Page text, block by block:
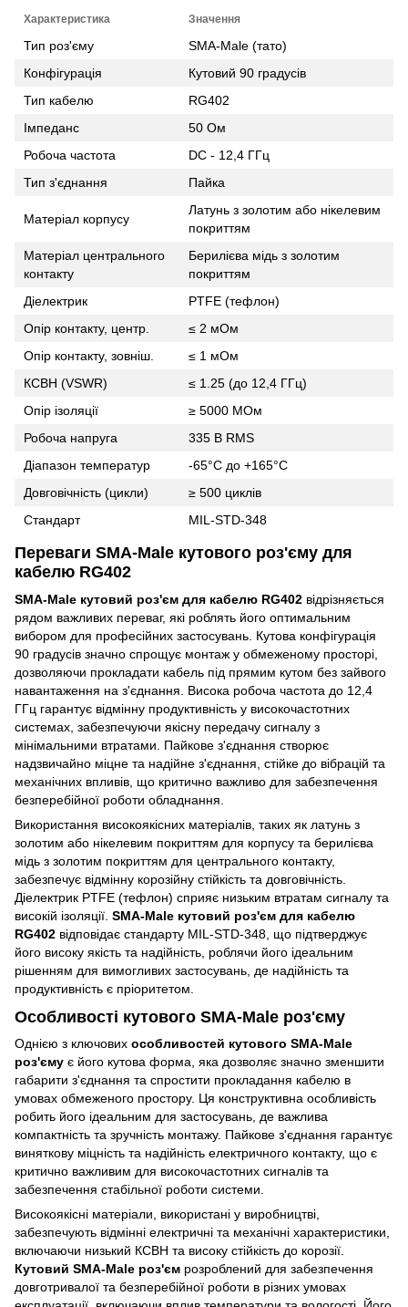
Характеристика Значення
Тип роз'єму
SMA-Male (тато)
Конфігурація
Кутовий 90 градусів
Тип кабелю
RG402
Імпеданс
50 Ом
Робоча частота
DC - 12,4 ГГц
Тип з'єднання
Пайка
Матеріал корпусу
Латунь з золотим або нікелевим
покриттям
Матеріал центрального
контакту
Берилієва мідь з золотим
покриттям
Діелектрик
PTFE (тефлон)
Опір контакту, центр.
≤ 2 мОм
Опір контакту, зовніш.
≤ 1 мОм
КСВН (VSWR)
≤ 1.25 (до 12,4 ГГц)
Опір ізоляції
≥ 5000 MОм
Робоча напруга
335 В RMS
Діапазон температур
-65°C до +165°C
Довговічність (цикли)
≥ 500 циклів
Стандарт
MIL-STD-348
Переваги SMA-Male кутового роз'єму для
кабелю RG402
SMA-Male кутовий роз'єм для кабелю RG402 відрізняється
рядом важливих переваг, які роблять його оптимальним
вибором для професійних застосувань. Кутова конфігурація
90 градусів значно спрощує монтаж у обмеженому просторі,
дозволяючи прокладати кабель під прямим кутом без зайвого
навантаження на з'єднання. Висока робоча частота до 12,4
ГГц гарантує відмінну продуктивність у високочастотних
системах, забезпечуючи якісну передачу сигналу з
мінімальними втратами. Пайкове з'єднання створює
надзвичайно міцне та надійне з'єднання, стійке до вібрацій та
механічних впливів, що критично важливо для забезпечення
безперебійної роботи обладнання.
Використання високоякісних матеріалів, таких як латунь з
золотим або нікелевим покриттям для корпусу та берилієва
мідь з золотим покриттям для центрального контакту,
забезпечує відмінну корозійну стійкість та довговічність.
Діелектрик PTFE (тефлон) сприяє низьким втратам сигналу та
високій ізоляції. SMA-Male кутовий роз'єм для кабелю
RG402 відповідає стандарту MIL-STD-348, що підтверджує
його високу якість та надійність, роблячи його ідеальним
рішенням для вимогливих застосувань, де надійність та
продуктивність є пріоритетом.
Особливості кутового SMA-Male роз'єму
Однією з ключових особливостей кутового SMA-Male
роз'єму є його кутова форма, яка дозволяє значно зменшити
габарити з'єднання та спростити прокладання кабелю в
умовах обмеженого простору. Ця конструктивна особливість
робить його ідеальним для застосувань, де важлива
компактність та зручність монтажу. Пайкове з'єднання гарантує
виняткову міцність та надійність електричного контакту, що є
критично важливим для високочастотних сигналів та
забезпечення стабільної роботи системи.
Високоякісні матеріали, використані у виробництві,
забезпечують відмінні електричні та механічні характеристики,
включаючи низький КСВН та високу стійкість до корозії.
Кутовий SMA-Male роз'єм розроблений для забезпечення
довготривалої та безперебійної роботи в різних умовах